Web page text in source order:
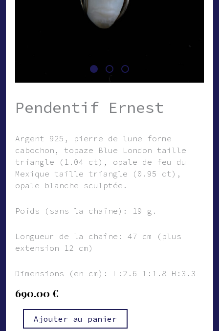
Pendentif Ernest
Argent 925, pierre de lune forme
cabochon, topaze Blue London taille
triangle (1.04 ct), opale de feu du
Mexique taille triangle (0.95 ct),
opale blanche sculptée.
Poids (sans la chaîne): 19 g.
Longueur de la chaîne: 47 cm (plus
extension 12 cm)
Dimensions (en cm): L:2.6 l:1.8 H:3.3
690.00 €
quantitéAjouter au panier